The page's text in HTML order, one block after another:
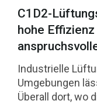
C1D2-
hohe
Industrielle
Umgebungen
Überall dort, wo